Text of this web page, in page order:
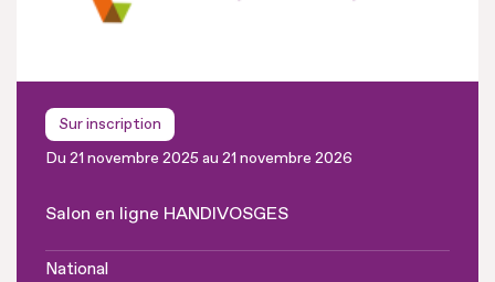
Sur inscription
Du 21 novembre 2025 au 21 novembre 2026
Salon en ligne HANDIVOSGES
National